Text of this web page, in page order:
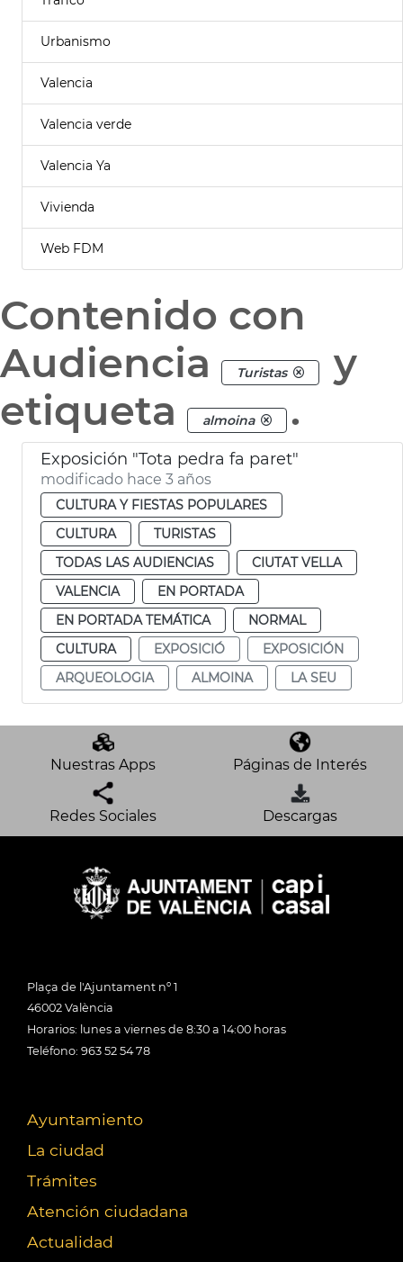
Urbanismo
Valencia
Valencia verde
Valencia Ya
Vivienda
Web FDM
Contenido con
Audiencia
Turistas
y
etiqueta
almoina .
Exposición "Tota pedra fa paret"
modificado hace 3 años
CULTURA Y FIESTAS POPULARES
CULTURA
TURISTAS
TODAS LAS AUDIENCIAS
CIUTAT VELLA
VALENCIA
EN PORTADA
EN PORTADA TEMÁTICA
NORMAL
CULTURA
EXPOSICIÓ
EXPOSICIÓN
ARQUEOLOGIA
ALMOINA LA SEU
Nuestras Apps Páginas de Interés
Redes Sociales Descargas
Plaça de l'Ajuntament nº 1
46002 València
Horarios: lunes a viernes de 8:30 a 14:00 horas
Teléfono: 963 52 54 78
Ayuntamiento
La ciudad
Trámites
Atención ciudadana
Actualidad